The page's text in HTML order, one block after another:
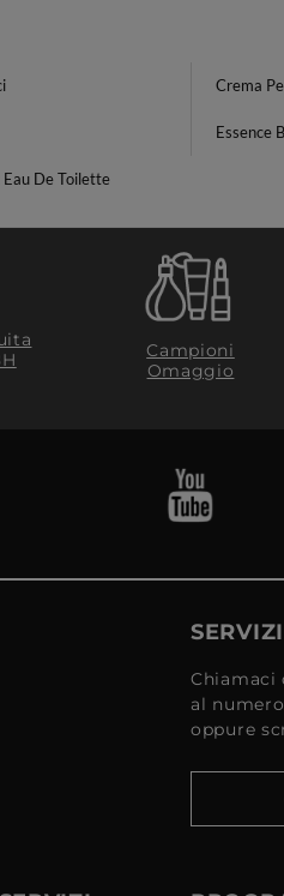
Crema
Essence
De Toilette
Campioni
Omaggio
Chiamaci
al
oppure